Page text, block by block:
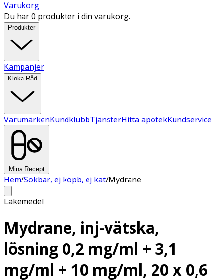
Varukorg
Du har 0 produkter i din varukorg.
Produkter
Kampanjer
Kloka Råd
VarumärkenKundklubbTjänsterHitta apotekKundservice
Mina Recept
Hem/Sökbar, ej köpb, ej kat/Mydrane
Läkemedel
Mydrane, inj-vätska,
lösning 0,2 mg/ml + 3,1
mg/ml + 10 mg/ml, 20 x 0,6